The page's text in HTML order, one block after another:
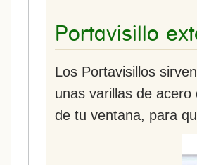
Portavisillo
Los Portavisillos
unas varillas de
de tu ventana, para